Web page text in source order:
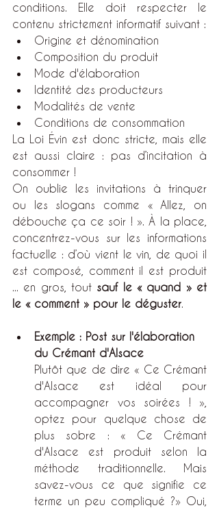
conditions. Elle doit respecter le
contenu strictement informatif suivant :
Origine et dénomination
Composition du produit
Mode d'élaboration
Identité des producteurs
Modalités de vente
Conditions de consommation
La Loi Évin est donc stricte, mais elle
est aussi claire : pas d’incitation à
consommer !
On oublie les invitations à trinquer
ou les slogans comme « Allez, on
débouche ça ce soir ! ». À la place,
concentrez-vous sur les informations
factuelle : d’où vient le vin, de quoi il
est composé, comment il est produit
... en gros, tout sauf le « quand » et
le « comment » pour le déguster.
Exemple : Post sur l'élaboration
du Crémant d'Alsace
Plutôt que de dire « Ce Crémant
d'Alsace est idéal pour
accompagner vos soirées ! »,
optez pour quelque chose de
plus sobre : « Ce Crémant
d'Alsace est produit selon la
méthode traditionnelle. Mais
savez-vous ce que signifie ce
terme un peu compliqué ?» Oui,